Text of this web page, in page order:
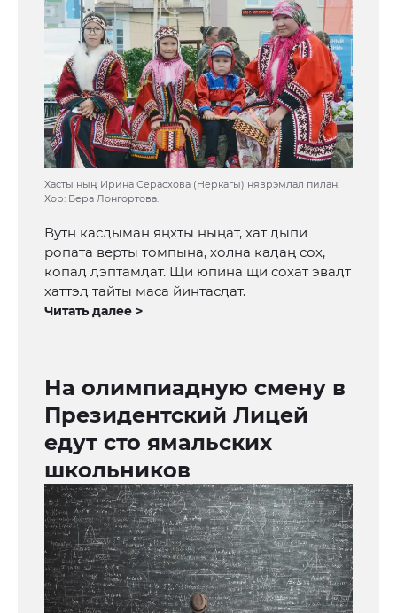
Хасты ның Ирина Серасхова (Неркагы) няврэмлал пилан.
Хор: Вера Лонгортова.
Вутн касӆыман яңхты ныңат, хат ӆыпи
ропата верты томпына, холна каӆаң сох,
копаӆ ӆэптамӆат. Щи юпина щи сохат эваӆт
хаттэӆ тайты маса йинтасӆат.
Читать далее >
На олимпиадную смену в
Президентский Лицей
едут сто ямальских
школьников